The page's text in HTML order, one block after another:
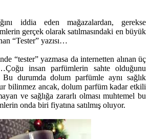
iddia eden mağazalardan, gerekse
gerçek olarak satılmasındaki en büyük
“Tester” yazısı…
“tester” yazmasa da internetten alınan üç
insan parfümlerin sahte olduğunu
Bu durumda dolum parfümle aynı sağlık
bilinmez ancak, dolum parfüm kadar etkili
ve sağlığa zararlı olması muhtemel bu
onda biri fiyatına satılmış oluyor.